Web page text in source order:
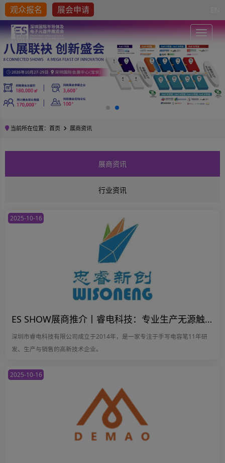
观众报名 展会申请
当前所在位置： 首页 展商资讯
展商资讯
行业资讯
ES SHOW展商推介丨睿电科技：专业生产无源触控笔和有源触控笔的领先厂商
深圳市睿电科技有限公司成立于2014年，是一家专注于手写电容笔11年研
发、生产与销售的高新技术企业。
2025-10-16
2025-10-16